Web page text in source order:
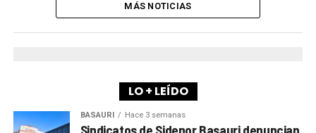
MÁS NOTICIAS
LO + LEÍDO
BASAURI Hace 3 semanas